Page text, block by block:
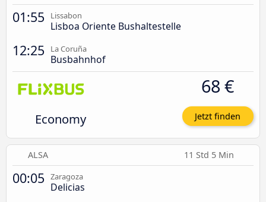
01:55 Lissabon
Lisboa Oriente Bushaltestelle
12:25 La Coruña
Busbahnhof
Economy
68 €
Jetzt finden
ALSA 11 Std 5 Min
00:05 Zaragoza
Delicias